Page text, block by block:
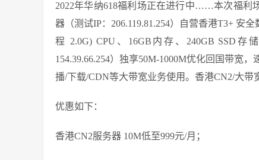
2022年华纳618福利场正在进行中……本次福利
器（测试IP：206.119.81.254）自营香港T3+ 安
程 2.0G) CPU、16GB内存、240GB SSD
154.39.66.254）独享50M-1000M优化回国带宽
播/下载/CDN等大带宽业务使用。香港CN2/大带
优惠如下：
香港CN2服务器 10M低至999元/月；